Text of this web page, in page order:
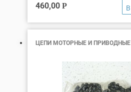
460,00 Р
ЦЕПИ МОТОРНЫЕ И ПРИВОДНЫЕ